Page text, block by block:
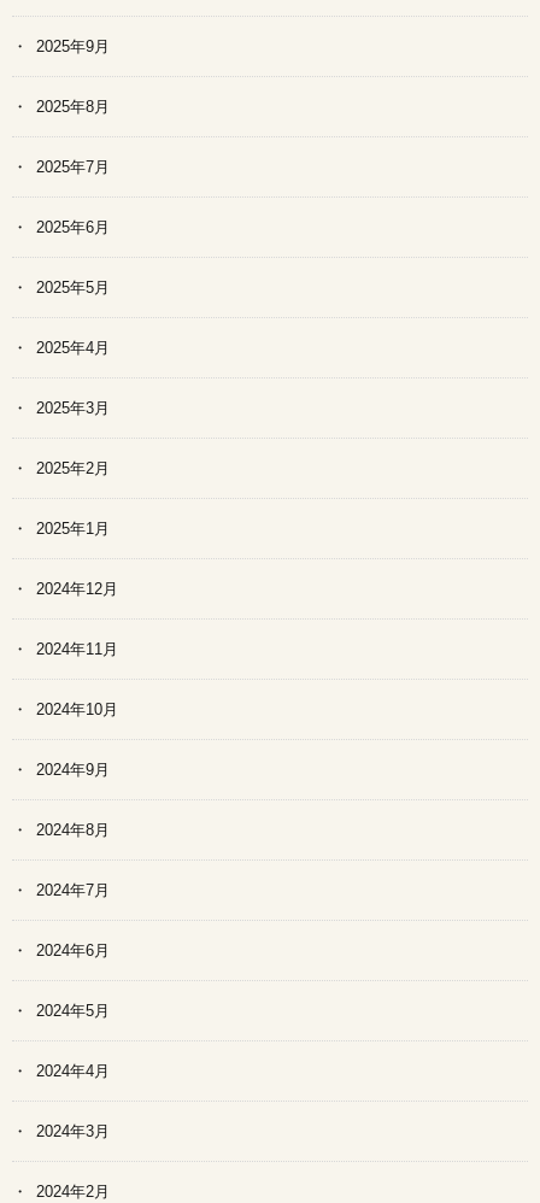
2025年9月
2025年8月
2025年7月
2025年6月
2025年5月
2025年4月
2025年3月
2025年2月
2025年1月
2024年12月
2024年11月
2024年10月
2024年9月
2024年8月
2024年7月
2024年6月
2024年5月
2024年4月
2024年3月
2024年2月